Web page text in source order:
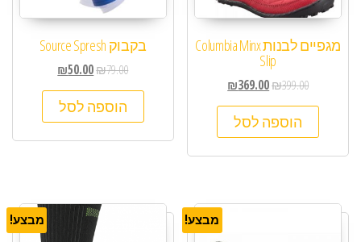
מגפיים לבנות Columbia Minx
Slip
₪399.00
₪369.00
הוספה לסל
בקבוק Source Spresh
₪79.00
₪50.00
הוספה לסל
מבצע! מבצע!